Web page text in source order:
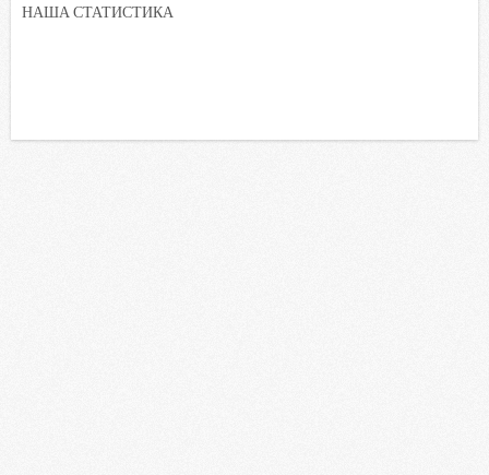
НАША СТАТИСТИКА